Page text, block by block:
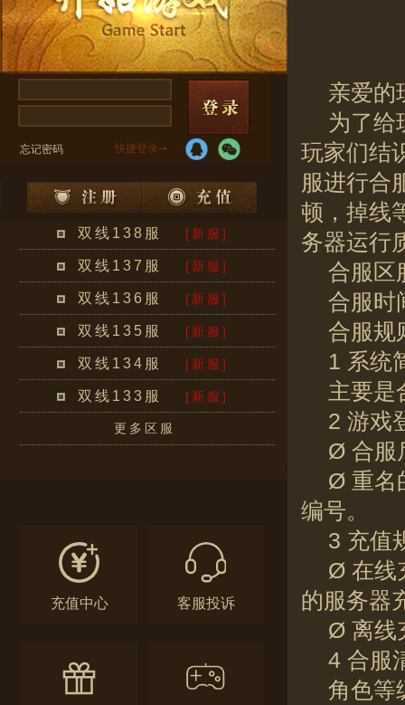
双线138服 [新服]
双线137服 [新服]
双线136服 [新服]
双线135服 [新服]
双线134服 [新服]
双线133服 [新服]
更多区服
充值中心 客服投诉
亲爱的
为了给
玩家们结
服进行合
顿，掉线
务器运行
合服区
合服时
合服规
1 系统
主要是
2 游戏
Ø 合服
Ø 重名
编号。
3 充值
Ø 在线
的服务器
Ø 离线
4 合服
角色等